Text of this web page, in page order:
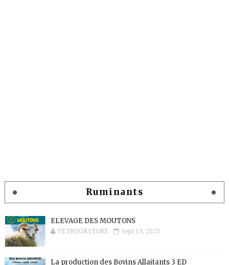
Ruminants
ELEVAGE DES MOUTONS
VETBOOKSTORE Sept 19, 2023
La production des Bovins Allaitants 3 ED